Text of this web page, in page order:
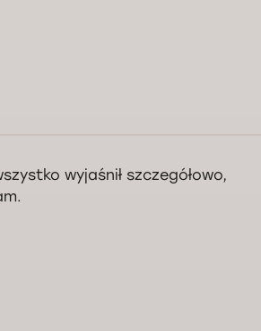
wyjaśnił szczegółowo,